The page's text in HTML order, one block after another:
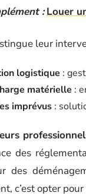
: Louer
leur
logistique :
matérielle :
imprévus :
des
des
c’est opter